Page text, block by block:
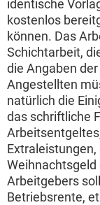
identische
kostenlos
können. Das
Schichtarbeit,
die Angaben
Angestellten
natürlich die
das schriftliche
Arbeitgebers
Betriebsrente,